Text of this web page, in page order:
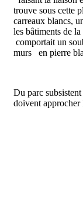
trouve sous cette
carreaux blancs,
les bâtiments de
comportait un
murs en pierre
Du parc
doivent approcher